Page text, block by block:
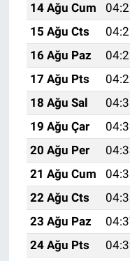
14 Ağu Cum
15 Ağu Cts
16 Ağu Paz
17 Ağu Pts
18 Ağu Sal
19 Ağu Çar
20 Ağu Per
21 Ağu Cum
22 Ağu Cts
23 Ağu Paz
24 Ağu Pts